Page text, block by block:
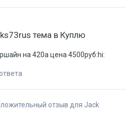
тема в Куплю
на 420а цена 4500руб:hi:
отзыв для Jack